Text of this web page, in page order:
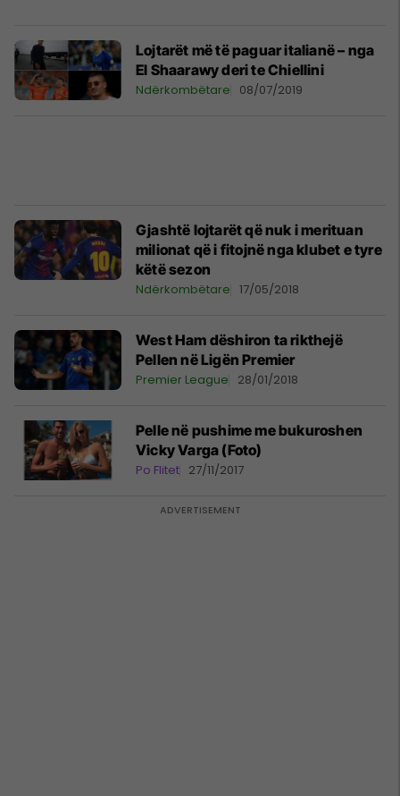
Lojtarët më të paguar italianë – nga
El Shaarawy deri te Chiellini
Ndërkombëtare 08/07/2019
Gjashtë lojtarët që nuk i merituan
milionat që i fitojnë nga klubet e tyre
këtë sezon
Ndërkombëtare 17/05/2018
West Ham dëshiron ta rikthejë
Pellen në Ligën Premier
Premier League 28/01/2018
Pelle në pushime me bukuroshen
Vicky Varga (Foto)
Po Flitet 27/11/2017